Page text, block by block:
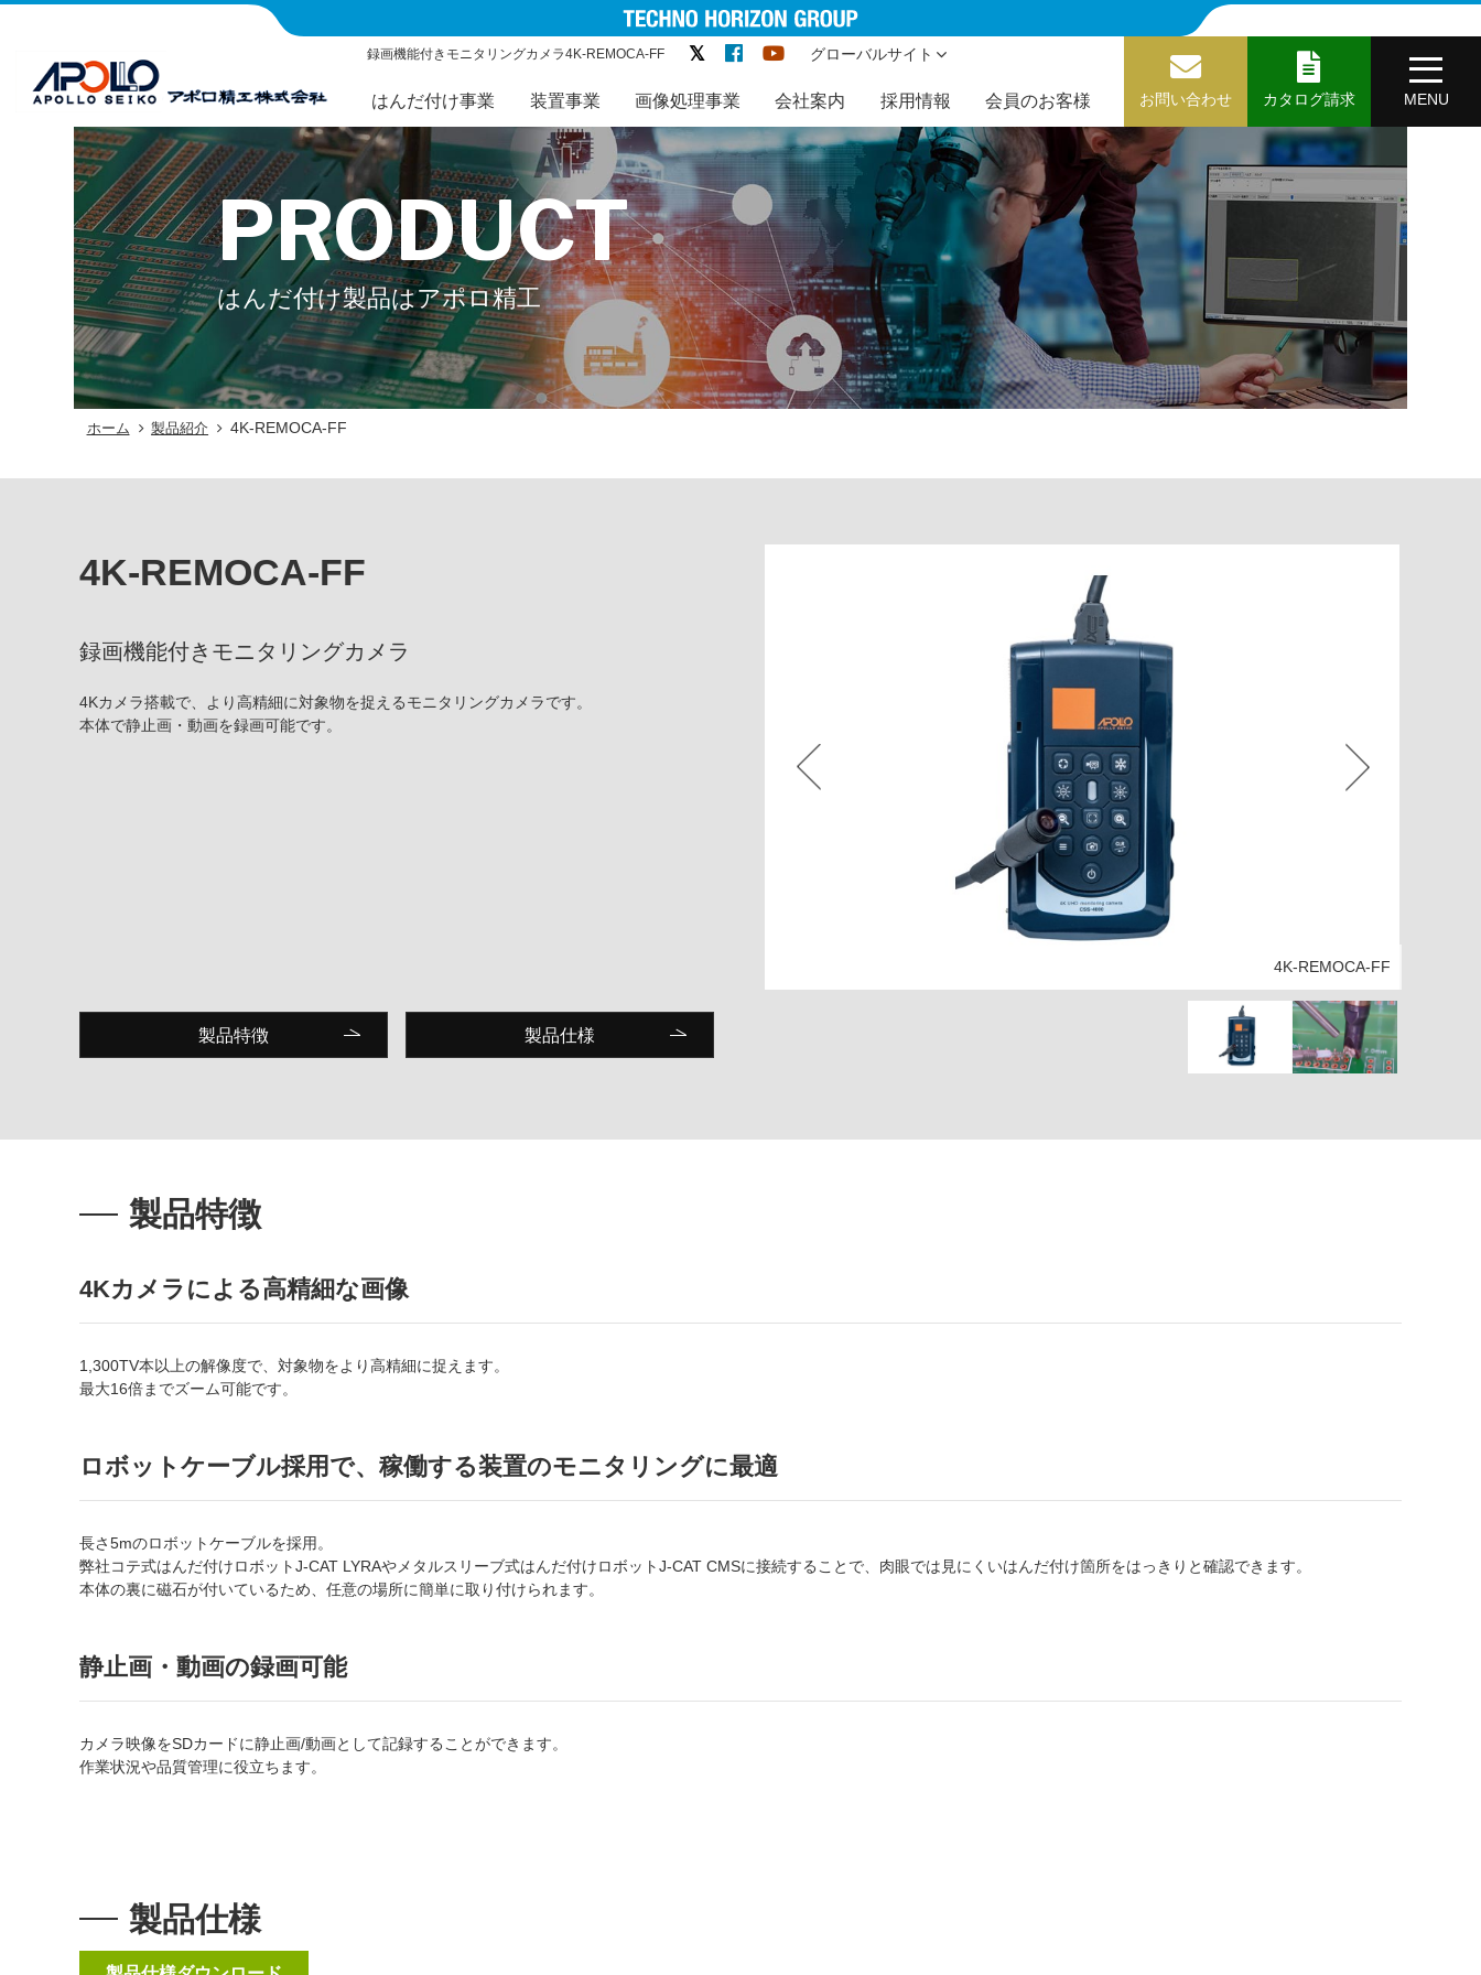
録画機能付きモニタリングカメラ4K-REMOCA-FF グローバルサイト
はんだ付け事業 装置事業 画像処理事業 会社案内 採用情報 会員のお客様 お問い合わせ カタログ請求 MENU
PRODUCT
はんだ付け製品はアポロ精工
ホーム 製品紹介 4K-REMOCA-FF
4K-REMOCA-FF
録画機能付きモニタリングカメラ
4Kカメラ搭載で、より高精細に対象物を捉えるモニタリングカメラです。
本体で静止画・動画を録画可能です。
製品特徴 製品仕様
4K-REMOCA-FF
製品特徴
4Kカメラによる高精細な画像
1,300TV本以上の解像度で、対象物をより高精細に捉えます。
最大16倍までズーム可能です。
ロボットケーブル採用で、稼働する装置のモニタリングに最適
長さ5mのロボットケーブルを採用。
弊社コテ式はんだ付けロボットJ-CAT LYRAやメタルスリーブ式はんだ付けロボットJ-CAT CMSに接続することで、肉眼では見にくいはんだ付け箇所をはっきりと確認できます。
本体の裏に磁石が付いているため、任意の場所に簡単に取り付けられます。
静止画・動画の録画可能
カメラ映像をSDカードに静止画/動画として記録することができます。
作業状況や品質管理に役立ちます。
製品仕様